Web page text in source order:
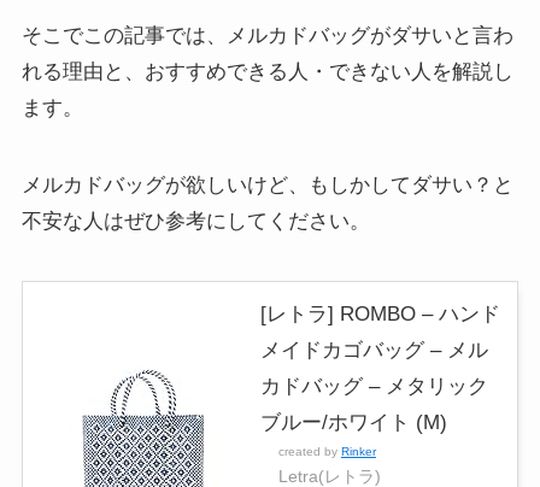
そこでこの記事では、メルカドバッグがダサいと言わ
れる理由と、おすすめできる人・できない人を解説し
ます。
メルカドバッグが欲しいけど、もしかしてダサい？と
不安な人はぜひ参考にしてください。
[レトラ] ROMBO – ハンド
メイドカゴバッグ – メル
カドバッグ – メタリック
ブルー/ホワイト (M)
created by Rinker
Letra(レトラ)